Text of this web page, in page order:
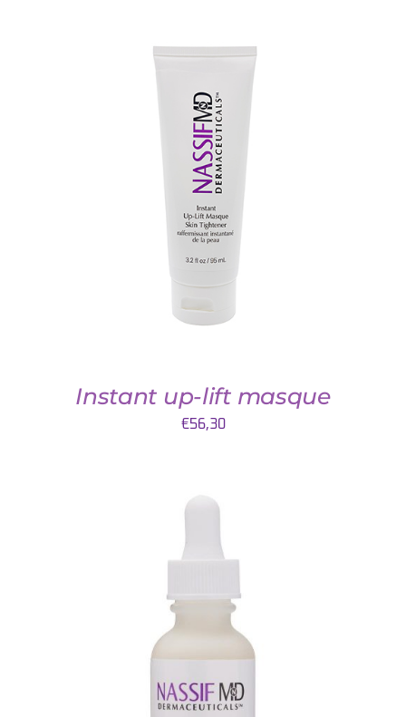
TOEVOEGEN AAN WINKELWAGEN
Instant up-lift masque
€56,30
TOEVOEGEN AAN WINKELWAGEN